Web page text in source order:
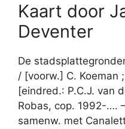
Kaart door
Deventer
De
/ [voorw.] C. Koeman
[eindred.: P.C.J. van
Robas, cop. 1992-….
samenw. met